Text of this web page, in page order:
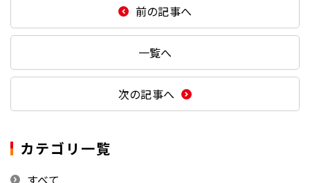
前の記事へ
一覧へ
次の記事へ
カテゴリ一覧
すべて